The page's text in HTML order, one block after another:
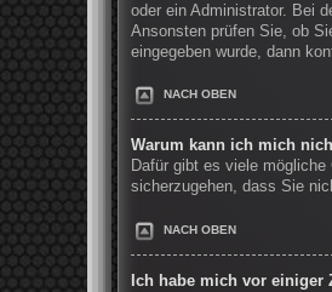
oder ein Administrator. Bei
Ansonsten prüfen Sie, ob
eingegeben wurde, dann
NACH OBEN
Warum kann ich mich
Dafür gibt es viele
sicherzugehen, dass Sie
NACH OBEN
Ich habe mich vor